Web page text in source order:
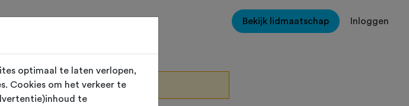
Bekijk lidmaatschap Inloggen
optimaal te laten verlopen,
Cookies om het verkeer te
te